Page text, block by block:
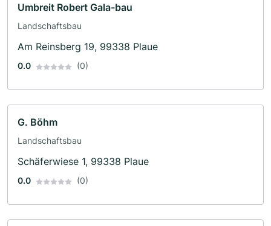
Umbreit Robert Gala-bau
Landschaftsbau
Am Reinsberg 19, 99338 Plaue
0.0 (0)
G. Böhm
Landschaftsbau
Schäferwiese 1, 99338 Plaue
0.0 (0)